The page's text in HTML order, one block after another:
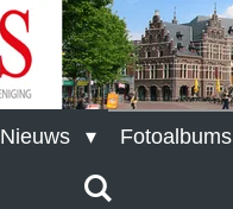
Nieuws Fotoalbums